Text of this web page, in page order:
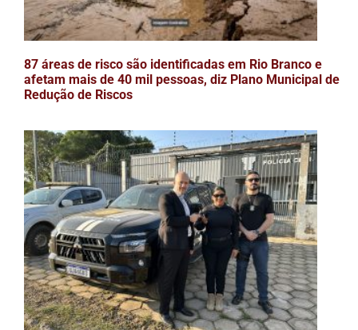
87 áreas de risco são identificadas em Rio Branco e
afetam mais de 40 mil pessoas, diz Plano Municipal de
Redução de Riscos